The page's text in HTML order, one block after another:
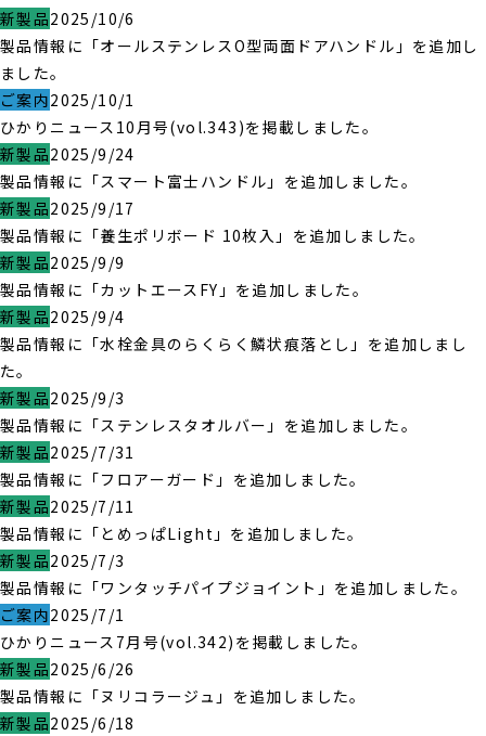
新製品2025/10/6
製品情報に「オールステンレスO型両面ドアハンドル」を追加し
ました。
ご案内2025/10/1
ひかりニュース10月号(vol.343)を掲載しました。
新製品2025/9/24
製品情報に「スマート富士ハンドル」を追加しました。
新製品2025/9/17
製品情報に「養生ポリボード 10枚入」を追加しました。
新製品2025/9/9
製品情報に「カットエースFY」を追加しました。
新製品2025/9/4
製品情報に「水栓金具のらくらく鱗状痕落とし」を追加しまし
た。
新製品2025/9/3
製品情報に「ステンレスタオルバー」を追加しました。
新製品2025/7/31
製品情報に「フロアーガード」を追加しました。
新製品2025/7/11
製品情報に「とめっぱLight」を追加しました。
新製品2025/7/3
製品情報に「ワンタッチパイプジョイント」を追加しました。
ご案内2025/7/1
ひかりニュース7月号(vol.342)を掲載しました。
新製品2025/6/26
製品情報に「ヌリコラージュ」を追加しました。
新製品2025/6/18